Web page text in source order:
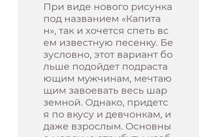
При виде нового рисунка
под названием «Капита
н», так и хочется спеть вс
ем известную песенку. Бе
зусловно, этот вариант бо
льше подойдет подраста
ющим мужчинам, мечтаю
щим завоевать весь шар
земной. Однако, придетс
я по вкусу и девчонкам, и
даже взрослым. Основны